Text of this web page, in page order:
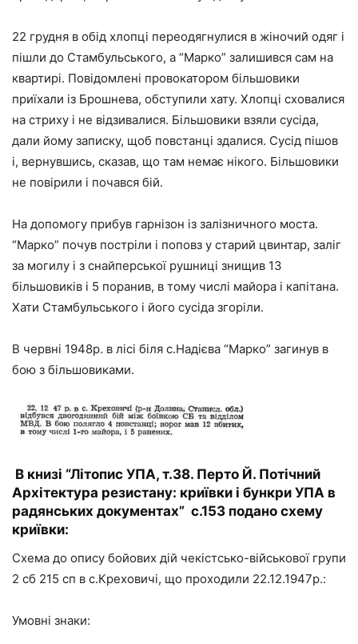
22 грудня в обід хлопці переодягнулися в жіночий одяг і
пішли до Стамбульського, а “Марко” залишився сам на
квартирі. Повідомлені провокатором більшовики
приїхали із Брошнева, обступили хату. Хлопці сховалися
на стриху і не відзивалися. Більшовики взяли сусіда,
дали йому записку, щоб повстанці здалися. Сусід пішов
і, вернувшись, сказав, що там немає нікого. Більшовики
не повірили і почався бій.
На допомогу прибув гарнізон із залізничного моста.
“Марко” почув постріли і поповз у старий цвинтар, заліг
за могилу і з снайперської рушниці знищив 13
більшовиків і 5 поранив, в тому числі майора і капітана.
Хати Стамбульського і його сусіда згоріли.
В червні 1948р. в лісі біля с.Надієва “Марко” загинув в
бою з більшовиками.
В книзі “Літопис УПА, т.38. Перто Й. Потічний
Архітектура резистану: криївки і бункри УПА в
радянських документах” с.153 подано схему
криївки:
Схема до опису бойових дій чекістсько-військової групи
2 сб 215 сп в с.Креховичі, що проходили 22.12.1947р.:
Умовні знаки: